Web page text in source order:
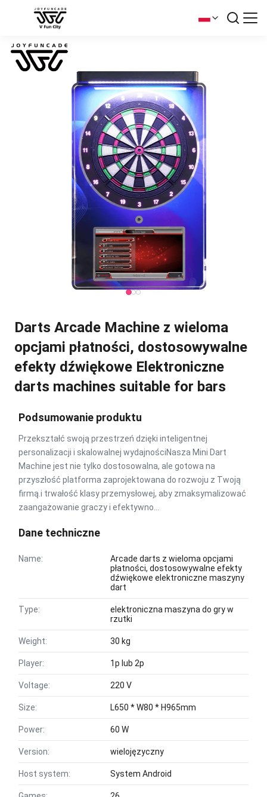
Darts Arcade Machine z wieloma
opcjami płatności, dostosowywalne
efekty dźwiękowe Elektroniczne
darts machines suitable for bars
Podsumowanie produktu
Przekształć swoją przestrzeń dzięki inteligentnej
personalizacji i skalowalnej wydajnościNasza Mini Dart
Machine jest nie tylko dostosowalna, ale gotowa na
przyszłość platforma zaprojektowana do rozwoju z Twoją
firmą.i trwałość klasy przemysłowej, aby zmaksymalizować
zaangażowanie graczy i efektywno...
Dane techniczne
Name:
Arcade darts z wieloma opcjami
płatności, dostosowywalne efekty
dźwiękowe elektroniczne maszyny
dart
Type:
elektroniczna maszyna do gry w
rzutki
Weight: 30 kg
Player: 1p lub 2p
Voltage: 220 V
Size: L650 * W80 * H965mm
Power: 60 W
Version: wielojęzyczny
Host system: System Android